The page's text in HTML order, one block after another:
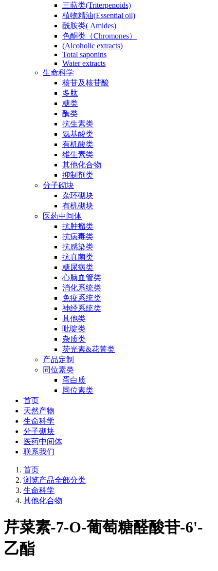
三萜类(Triterpenoids)
植物精油(Essential oil)
酰胺类( Amides)
色酮类（Chromones）
(Alcoholic extracts)
Total saponins
Water extracts
生命科学
核苷及核苷酸
多肽
糖类
酶类
抗生素类
氨基酸类
有机酸类
维生素类
其他化合物
抑制剂类
分子砌块
杂环砌块
有机砌块
医药中间体
抗肿瘤类
抗病毒类
抗感染类
抗真菌类
糖尿病类
心脑血管类
消化系统类
免疫系统类
神经系统类
其他类
吡啶类
杂质类
荧光素&花菁类
产品定制
同位素类
蛋白质
同位素类
首页
天然产物
生命科学
分子砌块
医药中间体
联系我们
首页
浏览产品全部分类
生命科学
其他化合物
芹菜素-7-O-葡萄糖醛酸苷-6'-
乙酯